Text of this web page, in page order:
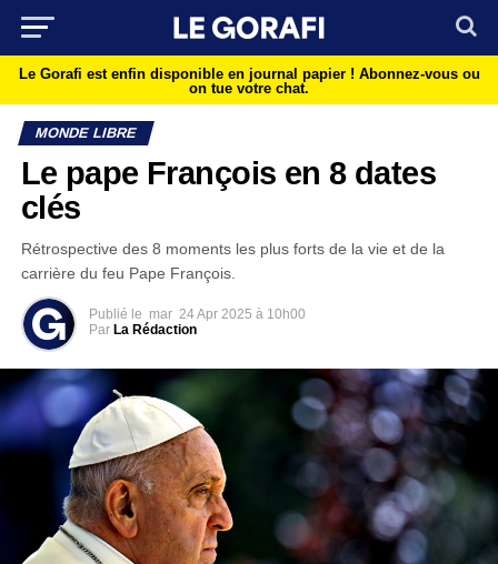
Le Gorafi est enfin disponible en journal papier ! Abonnez-vous ou
on tue votre chat.
MONDE LIBRE
Le pape François en 8 dates
clés
Rétrospective des 8 moments les plus forts de la vie et de la
carrière du feu Pape François.
Publié le mar 24 Apr 2025 à 10h00
Par La Rédaction